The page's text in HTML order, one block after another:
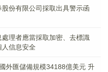
份有限公司採取出具警示函
理者應當採取加密、去標識
信息安全
外匯儲備規模34188億美元 升